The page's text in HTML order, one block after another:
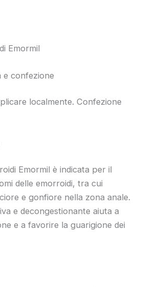
Emormil
e confezione
localmente. Confezione
Emormil è indicata per il
delle emorroidi, tra cui
e gonfiore nella zona anale.
e decongestionante aiuta a
e a favorire la guarigione dei